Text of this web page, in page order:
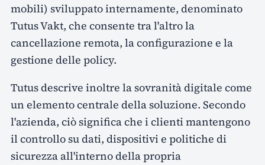
mobili) sviluppato internamente, denominato
Tutus Vakt, che consente tra l'altro la
cancellazione remota, la configurazione e la
gestione delle policy.
Tutus descrive inoltre la sovranità digitale come
un elemento centrale della soluzione. Secondo
l'azienda, ciò significa che i clienti mantengono
il controllo su dati, dispositivi e politiche di
sicurezza all'interno della propria